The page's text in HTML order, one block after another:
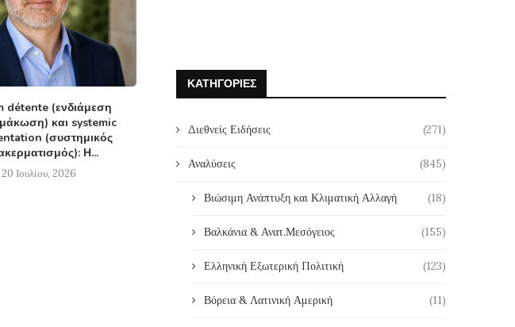
détente (ενδιάμεση
και systemic
(συστημικός
Η...
20 Ιουλίου, 2026
στην Ευρώπη: Προκλήσεις και
προοπτικές
17 Ιουλίου, 2026
μεθερμηνεία κι ως
ΚΑΤΗΓΟΡΊΕΣ
Διεθνείς Ειδήσεις (271)
Αναλύσεις (845)
Βιώσιμη Ανάπτυξη και Κλιματική Αλλαγή (18)
Βαλκάνια & Ανατ.Μεσόγειος (155)
Ελληνική Εξωτερική Πολιτική (123)
Βόρεια & Λατινική Αμερική (11)